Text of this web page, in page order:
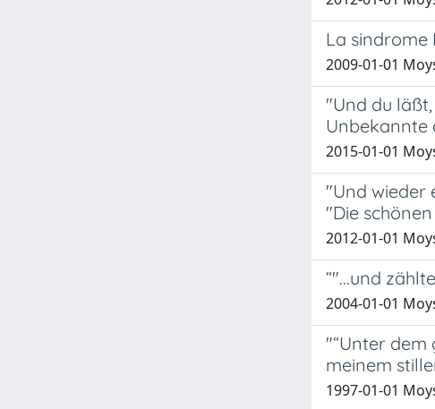
La sindrome
2009-01-01
"Und du
Unbekannte
2015-01-01
"Und wieder
"Die
2012-01-01
“"...und
2004-01-01
"“Unter dem
meinem
1997-01-01